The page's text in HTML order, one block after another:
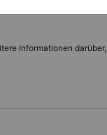
Informationen